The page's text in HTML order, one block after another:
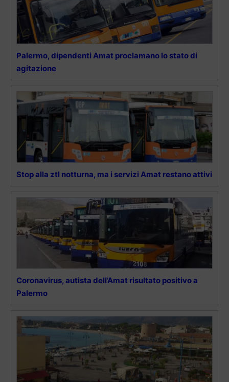
Palermo, dipendenti Amat proclamano lo stato di
agitazione
Stop alla ztl notturna, ma i servizi Amat restano attivi
Coronavirus, autista dell’Amat risultato positivo a
Palermo